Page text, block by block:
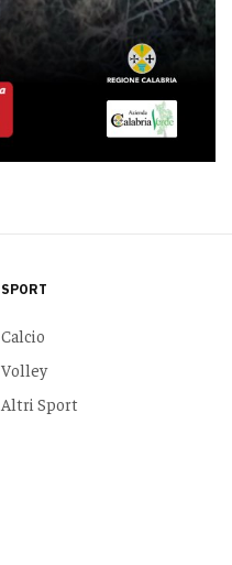
SPORT
Calcio
Volley
Altri Sport